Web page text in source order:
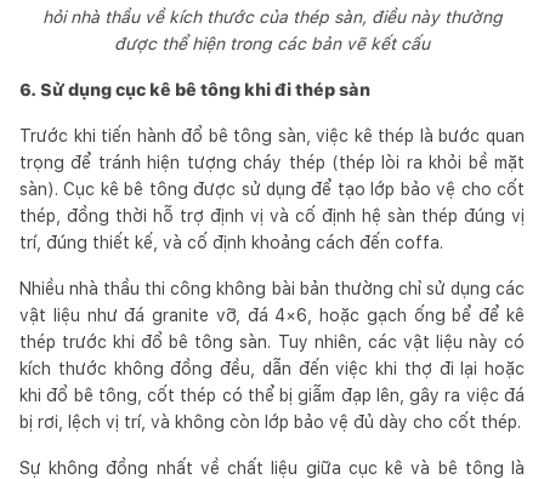
hỏi nhà thầu về kích thước của thép sàn, điều này thường
được thể hiện trong các bản vẽ kết cấu
6. Sử dụng cục kê bê tông khi đi thép sàn
Trước khi tiến hành đổ bê tông sàn, việc kê thép là bước quan
trọng để tránh hiện tượng cháy thép (thép lòi ra khỏi bề mặt
sàn). Cục kê bê tông được sử dụng để tạo lớp bảo vệ cho cốt
thép, đồng thời hỗ trợ định vị và cố định hệ sàn thép đúng vị
trí, đúng thiết kế, và cố định khoảng cách đến coffa.
Nhiều nhà thầu thi công không bài bản thường chỉ sử dụng các
vật liệu như đá granite vỡ, đá 4×6, hoặc gạch ống bể để kê
thép trước khi đổ bê tông sàn. Tuy nhiên, các vật liệu này có
kích thước không đồng đều, dẫn đến việc khi thợ đi lại hoặc
khi đổ bê tông, cốt thép có thể bị giẫm đạp lên, gây ra việc đá
bị rơi, lệch vị trí, và không còn lớp bảo vệ đủ dày cho cốt thép.
Sự không đồng nhất về chất liệu giữa cục kê và bê tông là